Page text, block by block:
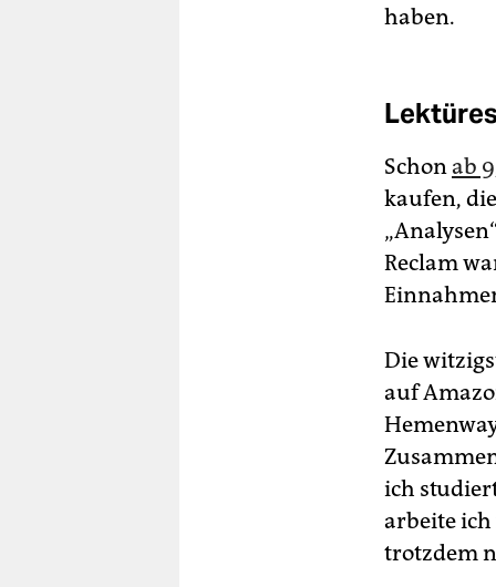
haben.
Schon ab
kaufen,
Reclam
Die
auf
ich
arbeite
trotzdem